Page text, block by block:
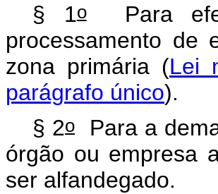
§ 1oPara
processamento de
zona primária (Lei
parágrafo único).
§ 2o
Para a
órgão ou empresa
ser alfandegado.